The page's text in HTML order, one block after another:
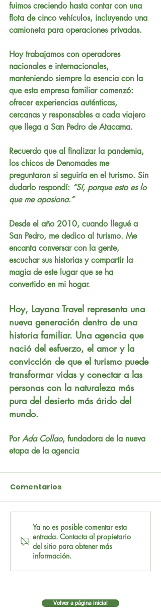
fuimos creciendo hasta contar con una
flota de cinco vehículos, incluyendo una
camioneta para operaciones privadas.
Hoy trabajamos con operadores
nacionales e internacionales,
manteniendo siempre la esencia con la
que esta empresa familiar comenzó:
ofrecer experiencias auténticas,
cercanas y responsables a cada viajero
que llega a San Pedro de Atacama.
Recuerdo que al finalizar la pandemia,
los chicos de Denomades me
preguntaron si seguiría en el turismo. Sin
dudarlo respondí: “Sí, porque esto es lo
que me apasiona.”
Desde el año 2010, cuando llegué a
San Pedro, me dedico al turismo. Me
encanta conversar con la gente,
escuchar sus historias y compartir la
magia de este lugar que se ha
convertido en mi hogar.
Hoy, Layana Travel representa una
nueva generación dentro de una
historia familiar. Una agencia que
nació del esfuerzo, el amor y la
convicción de que el turismo puede
transformar vidas y conectar a las
personas con la naturaleza más
pura del desierto más árido del
mundo.
Por Ada Collao, fundadora de la nueva
etapa de la agencia
Comentarios
Ya no es posible comentar esta
entrada. Contacta al propietario
del sitio para obtener más
información.
Volver a página inicial